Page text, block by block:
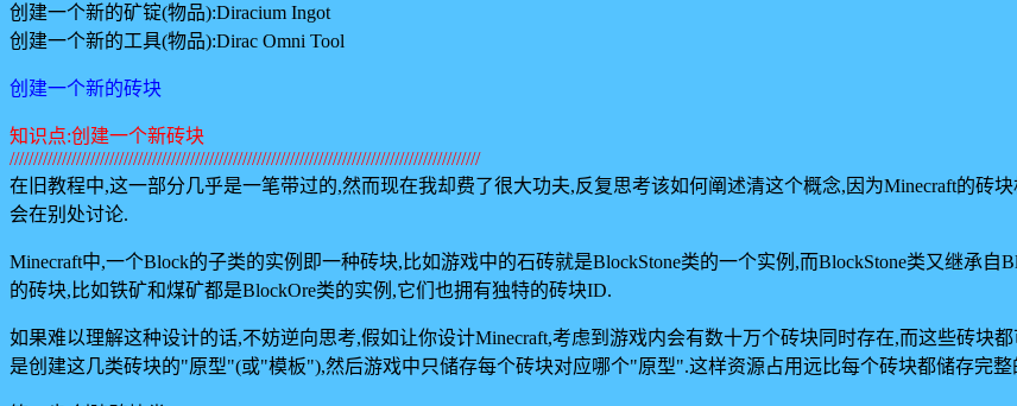
创建一个新的矿锭(物品):Diracium Ingot
创建一个新的工具(物品):Dirac Omni Tool
创建一个新的砖块
知识点:创建一个新砖块
///////////////////////////////////////////////////////////////////////////////////////////////////
在旧教程中,这一部分几乎是一笔带过的,然而现在我却费了很大功夫,反复思考该如何阐述清这个概念,因为Minecraft的砖
会在别处讨论.
Minecraft中,一个Block的子类的实例即一种砖块,比如游戏中的石砖就是BlockStone类的一个实例,而BlockStone类又继承
的砖块,比如铁矿和煤矿都是BlockOre类的实例,它们也拥有独特的砖块ID.
如果难以理解这种设计的话,不妨逆向思考,假如让你设计Minecraft,考虑到游戏内会有数十万个砖块同时存在,而这些砖块
是创建这几类砖块的"原型"(或"模板"),然后游戏中只储存每个砖块对应哪个"原型".这样资源占用远比每个砖块都储存完